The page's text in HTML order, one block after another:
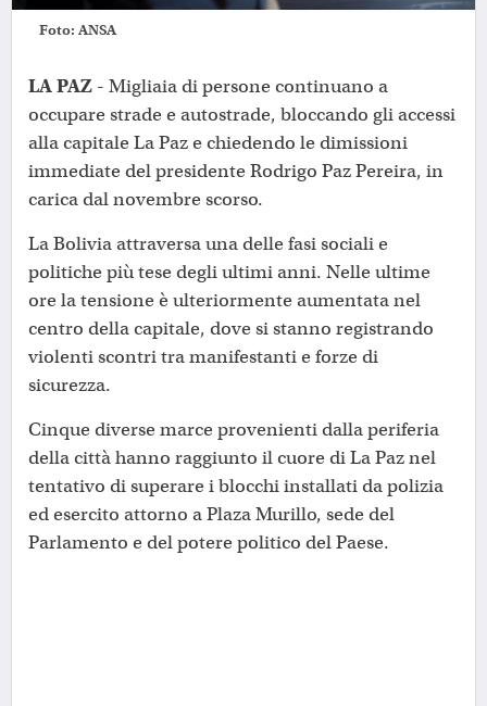
Foto: ANSA
LA PAZ - Migliaia di persone continuano a
occupare strade e autostrade, bloccando gli accessi
alla capitale La Paz e chiedendo le dimissioni
immediate del presidente Rodrigo Paz Pereira, in
carica dal novembre scorso.
La Bolivia attraversa una delle fasi sociali e
politiche più tese degli ultimi anni. Nelle ultime
ore la tensione è ulteriormente aumentata nel
centro della capitale, dove si stanno registrando
violenti scontri tra manifestanti e forze di
sicurezza.
Cinque diverse marce provenienti dalla periferia
della città hanno raggiunto il cuore di La Paz nel
tentativo di superare i blocchi installati da polizia
ed esercito attorno a Plaza Murillo, sede del
Parlamento e del potere politico del Paese.